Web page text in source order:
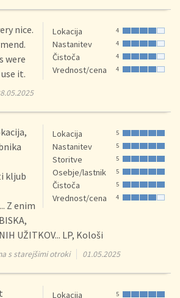
Lokacija 4
Nastanitev 4
Čistoča 4
Vrednost/cena 4
nice.
were
it.
Lokacija 5
Nastanitev 5
Storitve 5
Osebje/lastnik 5
Čistoča 5
Vrednost/cena 4
kljub
Z enim
UŽITKOV... LP, Kološi
s starejšimi otroki 01.05.2025
Lokacija 5